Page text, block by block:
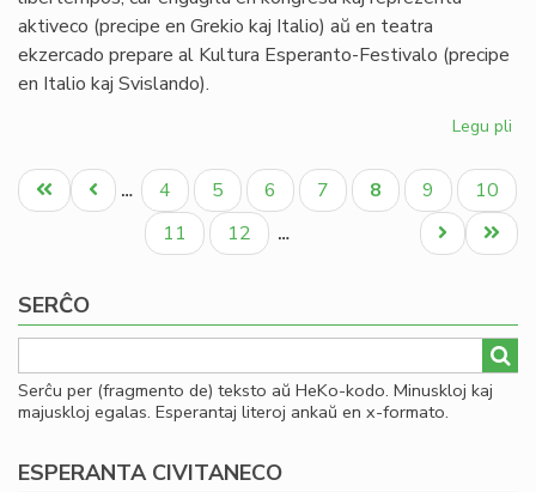
aktiveco (precipe en Grekio kaj Italio) aŭ en teatra
ekzercado prepare al Kultura Esperanto-Festivalo (precipe
en Italio kaj Svislando).
Legu pli
1-
8
Pagination
Unua
paĝo
Antaŭa
paĝo
… Paĝo
4 Paĝo
5 Paĝo
6 Paĝo
7
Aktuala
paĝo
8 Paĝo
9 Paĝo
10
Paĝo
11 Paĝo
12 …
Last
page
Next
page
SERĈO
Serĉu per (fragmento de) teksto aŭ HeKo-kodo. Minuskloj kaj
majuskloj egalas. Esperantaj literoj ankaŭ en x-formato.
ESPERANTA CIVITANECO